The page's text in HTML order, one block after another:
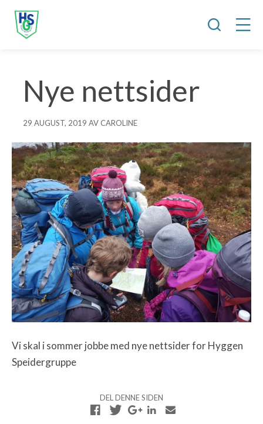
Nye nettsider
29 AUGUST, 2019 AV CAROLINE
Vi skal i sommer jobbe med nye nettsider for Hyggen
Speidergruppe
DEL DENNE SIDEN